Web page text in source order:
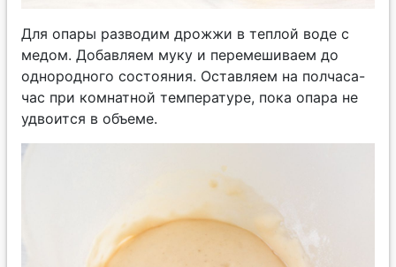
Для опары разводим дрожжи в теплой воде с
медом. Добавляем муку и перемешиваем до
однородного состояния. Оставляем на полчаса-
час при комнатной температуре, пока опара не
удвоится в объеме.